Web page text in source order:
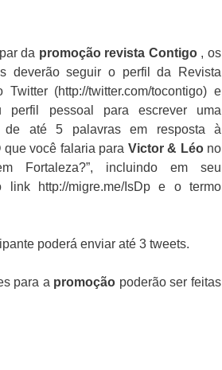
da promoção revista Contigo , os
deverão seguir o perfil da Revista
Twitter (http://twitter.com/tocontigo) e
perfil pessoal para escrever uma
de até 5 palavras em resposta à
que você falaria para Victor & Léono
Fortaleza?”, incluindo em seu
link http://migre.me/IsDp e o termo
poderá enviar até 3 tweets.
para a promoção poderão ser feitas